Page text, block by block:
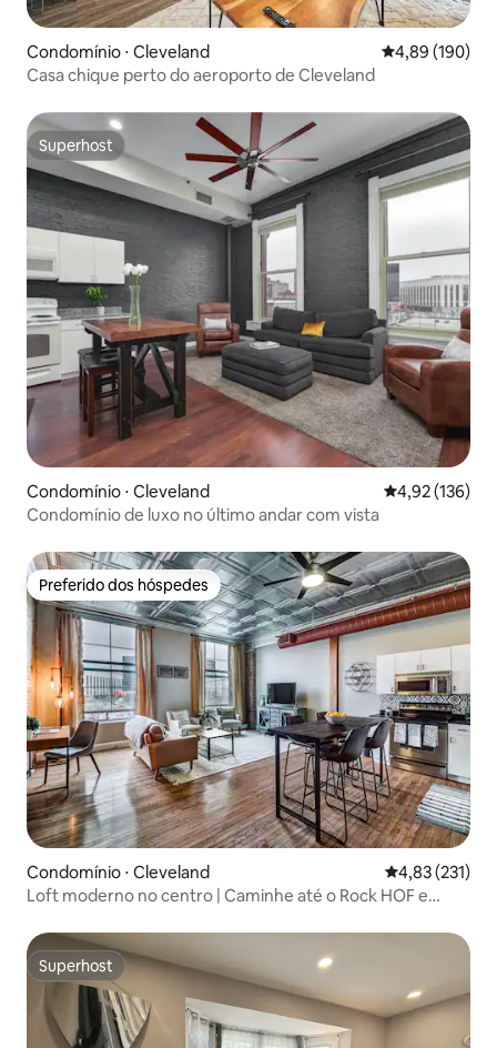
Condomínio ⋅ Cleveland 4,89 de uma
4,89 (190)
Casa chique perto do aeroporto de Cleveland
Superhost
Superhost
Condomínio ⋅ Cleveland 4,92 de uma
4,92 (136)
Condomínio de luxo no último andar com vista
Preferido dos hóspedes
Preferido dos hóspedes
Condomínio ⋅ Cleveland 4,83 de uma
4,83 (231)
Loft moderno no centro | Caminhe até o Rock HOF e
Superhost
Superhost